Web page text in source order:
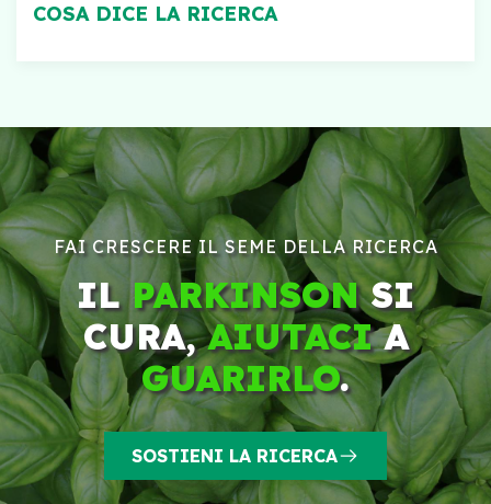
COSA DICE LA RICERCA
FAI CRESCERE IL SEME DELLA RICERCA
ILPARKINSONSI
CURA,AIUTACIA
GUARIRLO.
SOSTIENI LA RICERCA